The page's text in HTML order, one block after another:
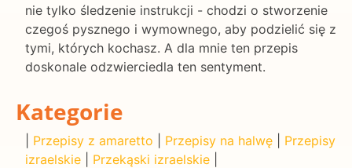
nie tylko śledzenie instrukcji - chodzi o stworzenie
czegoś pysznego i wymownego, aby podzielić się z
tymi, których kochasz. A dla mnie ten przepis
doskonale odzwierciedla ten sentyment.
Kategorie
Przepisy z amaretto Przepisy na halwę
Przepisy
izraelskie
Przekąski izraelskie